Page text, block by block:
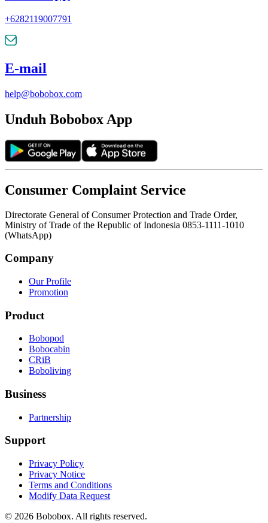
+6282119007791
E-mail
help@bobobox.com
Unduh Bobobox App
Consumer Complaint Service
Directorate General of Consumer Protection and Trade Order,
Ministry of Trade of the Republic of Indonesia 0853-1111-1010
(WhatsApp)
Company
Our Profile
Promotion
Product
Bobopod
Bobocabin
CRiB
Boboliving
Business
Partnership
Support
Privacy Policy
Privacy Notice
Terms and Conditions
Modify Data Request
© 2026 Bobobox. All rights reserved.